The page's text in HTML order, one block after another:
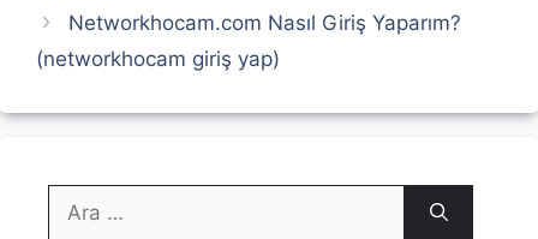
Networkhocam.com Nasıl Giriş Yaparım?
(networkhocam giriş yap)
ara